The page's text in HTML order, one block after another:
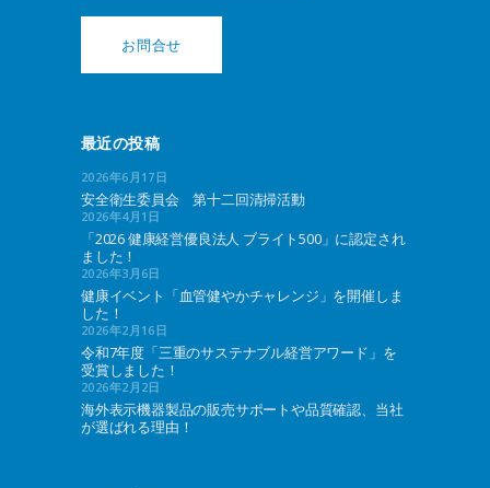
お問合せ
最近の投稿
2026年6月17日
安全衛生委員会 第十二回清掃活動
2026年4月1日
「2026 健康経営優良法人 ブライト500」に認定され
ました！
2026年3月6日
健康イベント「血管健やかチャレンジ」を開催しま
した！
2026年2月16日
令和7年度「三重のサステナブル経営アワード」を
受賞しました！
2026年2月2日
海外表示機器製品の販売サポートや品質確認、当社
が選ばれる理由！